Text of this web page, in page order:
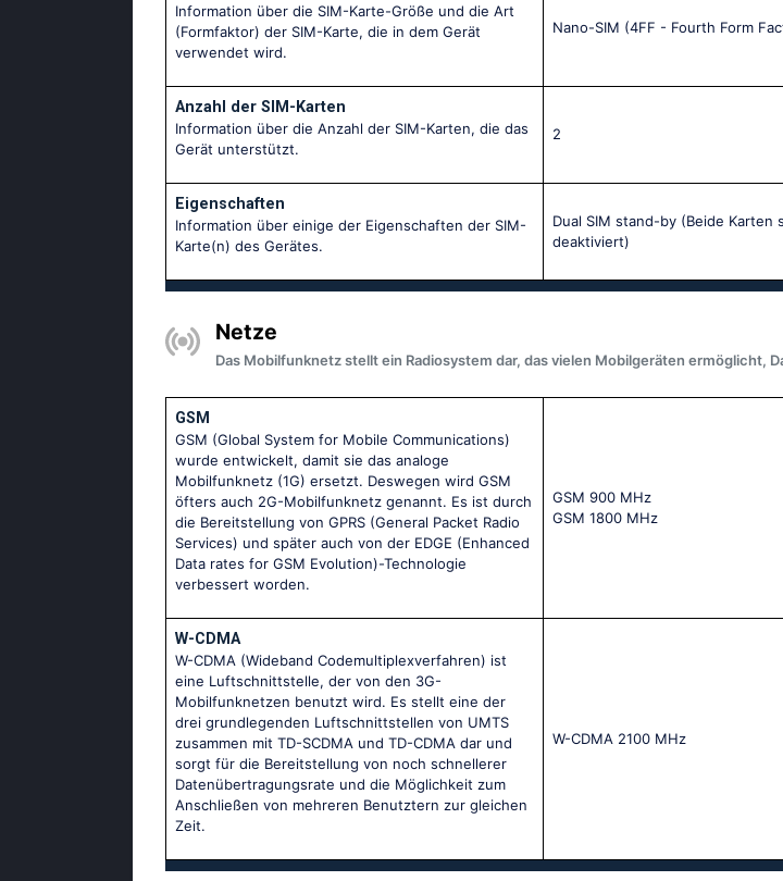
Information über die SIM-Karte-Größe und die Art
(Formfaktor) der SIM-Karte, die in dem Gerät
verwendet wird.
Nano-SIM (4FF - Fourth Form
Anzahl der SIM-Karten
Information über die Anzahl der SIM-Karten, die das
Gerät unterstützt.
2
Eigenschaften
Information über einige der Eigenschaften der SIM-
Karte(n) des Gerätes.
Dual SIM stand-by (Beide
deaktiviert)
Netze
Das Mobilfunknetz stellt ein Radiosystem dar, das vielen Mobilgeräten ermöglicht,
GSM
GSM (Global System for Mobile Communications)
wurde entwickelt, damit sie das analoge
Mobilfunknetz (1G) ersetzt. Deswegen wird GSM
öfters auch 2G-Mobilfunknetz genannt. Es ist durch
die Bereitstellung von GPRS (General Packet Radio
Services) und später auch von der EDGE (Enhanced
Data rates for GSM Evolution)-Technologie
verbessert worden.
GSМ 900 МНz
GSМ 1800 МНz
W-CDMA
W-CDMA (Wideband Codemultiplexverfahren) ist
eine Luftschnittstelle, der von den 3G-
Mobilfunknetzen benutzt wird. Es stellt eine der
drei grundlegenden Luftschnittstellen von UMTS
zusammen mit TD-SCDMA und TD-CDMA dar und
sorgt für die Bereitstellung von noch schnellerer
Datenübertragungsrate und die Möglichkeit zum
Anschließen von mehreren Benutztern zur gleichen
Zeit.
W-CDMA 2100 MHz